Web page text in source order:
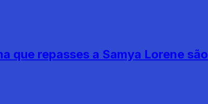
que repasses a Samya Lorene